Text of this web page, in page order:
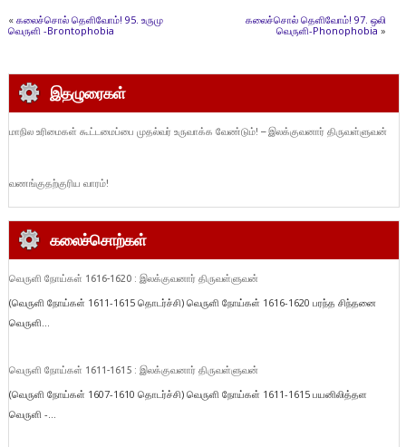
« கலைச்சொல் தெளிவோம்! 95. உருமு
வெருளி -Brontophobia
கலைச்சொல் தெளிவோம்! 97. ஒலி
வெருளி-Phonophobia »
இதழுரைகள்
மாநில உரிமைகள் கூட்டமைப்பை முதல்வர் உருவாக்க வேண்டும்! – இலக்குவனார் திருவள்ளுவன்
வணங்குதற்குரிய வாரம்!
கலைச்சொற்கள்
வெருளி நோய்கள் 1616-1620 : இலக்குவனார் திருவள்ளுவன்
(வெருளி நோய்கள் 1611-1615 தொடர்ச்சி) வெருளி நோய்கள் 1616-1620 பரந்த சிந்தனை
வெருளி...
வெருளி நோய்கள் 1611-1615 : இலக்குவனார் திருவள்ளுவன்
(வெருளி நோய்கள் 1607-1610 தொடர்ச்சி) வெருளி நோய்கள் 1611-1615 பயனிலித்தள
வெருளி -...